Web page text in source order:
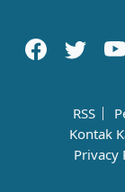
RSS
Kontak
Privacy